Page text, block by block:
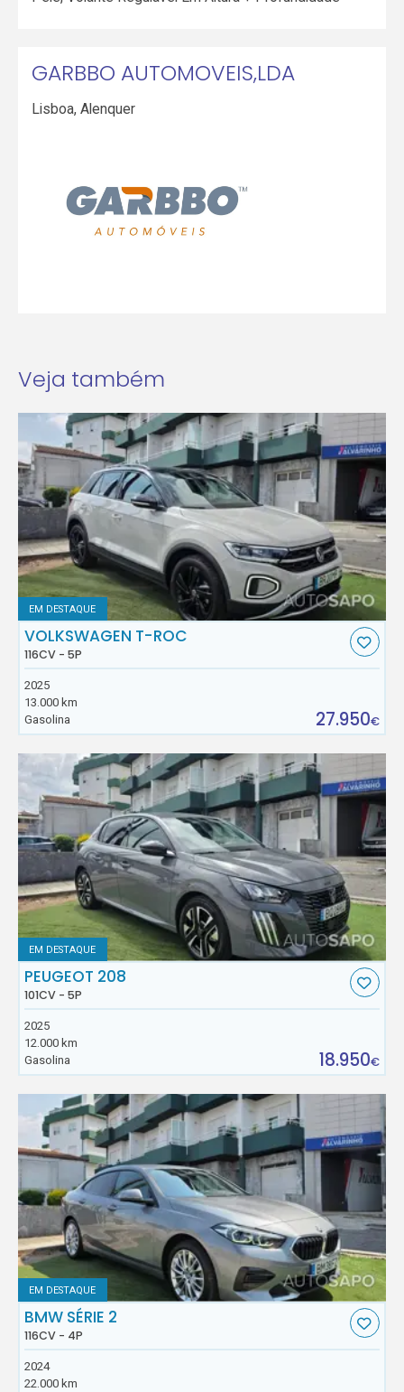
GARBBO AUTOMOVEIS,LDA
Lisboa,Alenquer
Veja também
EM DESTAQUE
VOLKSWAGEN T-ROC
116CV - 5P
2025
13.000 km
Gasolina
27.950€
EM DESTAQUE
PEUGEOT 208
101CV - 5P
2025
12.000 km
Gasolina
18.950€
EM DESTAQUE
BMW SÉRIE 2
116CV - 4P
2024
22.000 km